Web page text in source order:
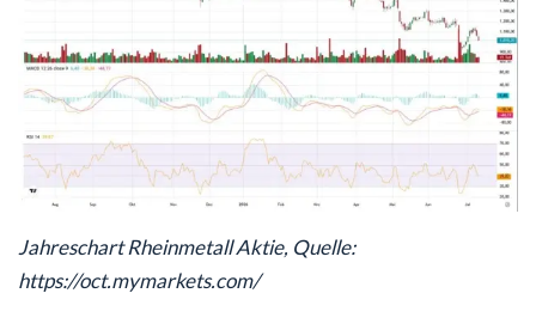
Jahreschart Rheinmetall Aktie, Quelle:
https://oct.mymarkets.com/